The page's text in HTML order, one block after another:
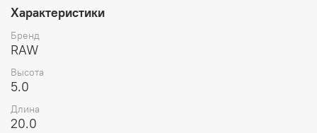
Характеристики
Бренд
RAW
Высота
5.0
Длина
20.0